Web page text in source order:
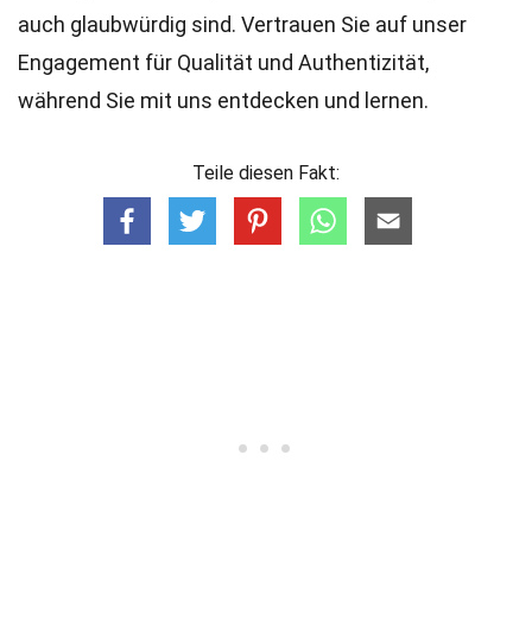
auch glaubwürdig sind. Vertrauen Sie auf unser
Engagement für Qualität und Authentizität,
während Sie mit uns entdecken und lernen.
Teile diesen Fakt: